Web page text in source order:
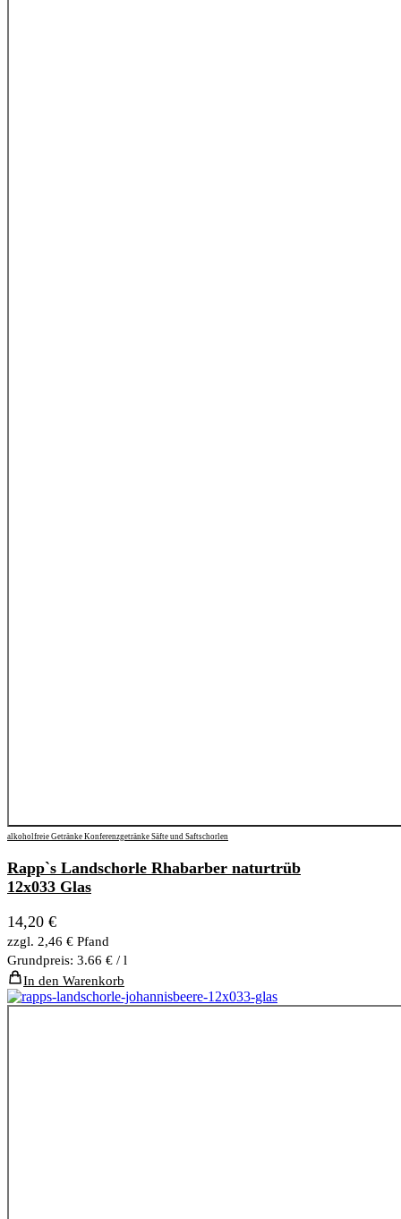
alkoholfreie Getränke Konferenzgetränke Säfte und Saftschorlen
Rapp`s Landschorle Rhabarber naturtrüb
12x033 Glas
14,20 €
zzgl. 2,46 € Pfand
Grundpreis: 3.66 € / l
In den Warenkorb